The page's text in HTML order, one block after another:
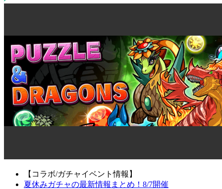
【コラボ/ガチャイベント情報】
夏休みガチャの最新情報まとめ！8/7開催